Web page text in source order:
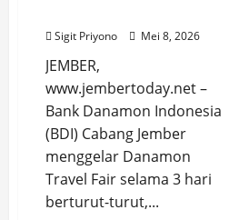
Sigit Priyono Mei 8, 2026
JEMBER,
www.jembertoday.net –
Bank Danamon Indonesia
(BDI) Cabang Jember
menggelar Danamon
Travel Fair selama 3 hari
berturut-turut,...